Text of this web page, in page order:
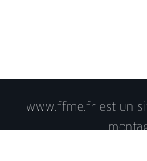
www.ffme.fr est un